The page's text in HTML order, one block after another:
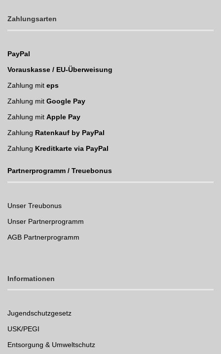
Zahlungsarten
PayPal
Vorauskasse / EU-Überweisung
Zahlung mit eps
Zahlung mit Google Pay
Zahlung mit Apple Pay
Zahlung Ratenkauf by PayPal
Zahlung Kreditkarte via PayPal
Partnerprogramm / Treuebonus
Unser Treubonus
Unser Partnerprogramm
AGB Partnerprogramm
Informationen
Jugendschutzgesetz
USK/PEGI
Entsorgung & Umweltschutz